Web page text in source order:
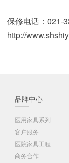
保修电话：021-
http://
品牌中心
医用家具系列
客户服务
医院家具工程
商务合作